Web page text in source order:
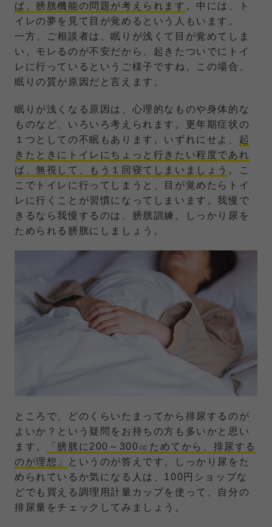
ば、膀胱機能の問題が考えられます 。中には、ト
イレの夢を見て目が覚めるという人もいます。
一方、ご相談者は、眠りが浅くて目が覚めてしま
い、モレるのが不安だから、起きたついでにトイ
レに行っているというご様子ですね。この場合、
眠りの質が原因だと言えます。
眠りが浅くなる原因は、心理的なものや身体的な
ものなど、いろいろ考えられます。更年期症状の
１つとしての不眠もあります。いずれにせよ、 起
きたときにトイレにちょっと行きたい程度であれ
ば、無視して、もう１回寝てしまいましょう 。こ
こでトイレに行ってしまうと、目が覚めたらトイ
レに行くことが習慣になってしまいます。我慢で
きるなら我慢するのは、膀胱訓練。しっかり尿を
ためられる膀胱にしましょう。
ところで、どのくらいたまってから排尿するのが
よいか？という疑問をお持ちの方も多いかと思い
ます。
「膀胱に200～300㏄ためてから、排尿する
のが理想」
というのが答えです。しっかり尿をた
められているか気になる人は、100円ショップな
どでも買える調理用計量カップを使って、自分の
排尿量をチェックしてみましょう。